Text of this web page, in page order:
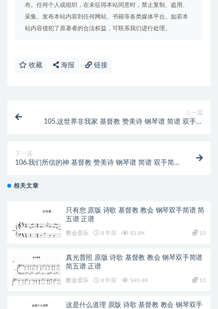
布。任何个人或组织，在未征得本站同意时，禁止复制、盗用、
采集、发布本站内容到任何网站、书籍等各类媒体平台。如若本
站内容侵犯了原著者的合法权益，可联系我们进行处理。
收藏 海报 链接
上一篇
105.这世界非我家 基督教 赞美诗 钢琴谱 简谱 双手简
下一篇
106.我们所信的神 基督教 赞美诗 钢琴谱 简谱 双手简
相关文章
只有您 原版 诗歌 基督教 教会 钢琴双手简谱 简
五谱 正谱
教会音乐 8 年前 83.8K 10
真光普照 原版 诗歌 基督教 教会 钢琴双手简谱
简五谱 正谱
教会音乐 8 年前 140.4K 10
这是什么道理 原版 诗歌 基督教 教会 钢琴双手